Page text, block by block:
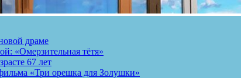
драме
«Омерзительная тётя»
67 лет
«Три орешка для Золушки»